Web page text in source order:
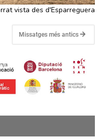
vista des d'Esparreguera
Missatges més antics